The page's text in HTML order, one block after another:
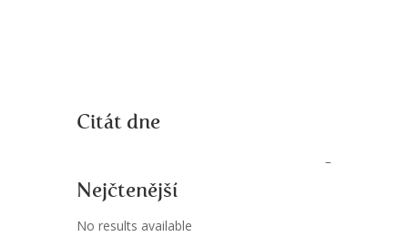
Citát dne
Nejčtenější
No results available